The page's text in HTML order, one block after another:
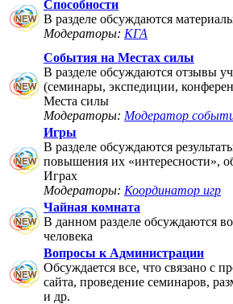
Способности
В разделе обсуждаются
Модераторы: КГА
События на Местах силы
В разделе обсуждаются отзывы
(семинары, экспедиции,
Места силы
Модераторы: Модератор
Игры
В разделе обсуждаются
повышения их «интересности»,
Играх
Модераторы: Координатор игр
Чайная комната
В данном разделе обсуждаются
человека
Вопросы к Администрации
Обсуждается все, что связано с
сайта, проведение семинаров,
и др.